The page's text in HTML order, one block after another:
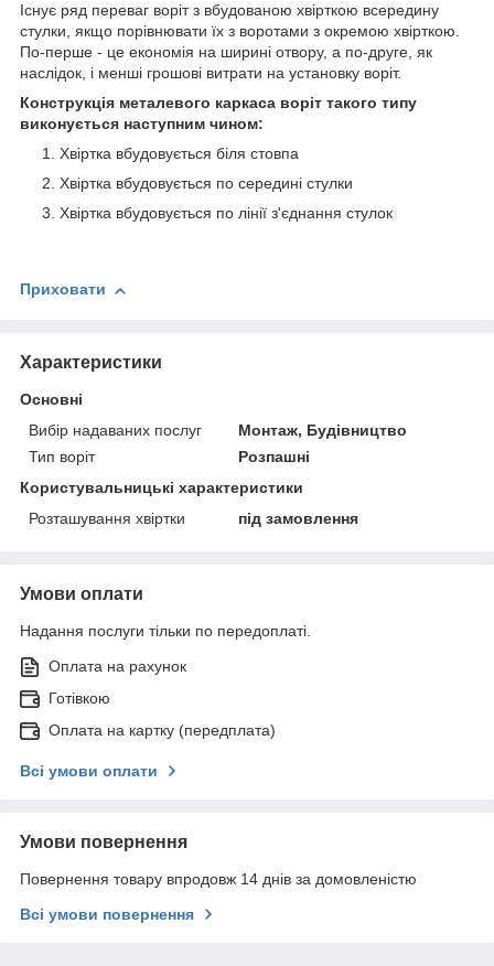
Існує ряд переваг воріт з вбудованою хвірткою всередину
стулки, якщо порівнювати їх з воротами з окремою хвірткою.
По-перше - це економія на ширині отвору, а по-друге, як
наслідок, і менші грошові витрати на установку воріт.
Конструкція металевого каркаса воріт такого типу
виконується наступним чином:
Хвіртка вбудовується біля стовпа
Хвіртка вбудовується по середині стулки
Хвіртка вбудовується по лінії з'єднання стулок
Приховати
Характеристики
Основні
Вибір надаваних послуг
Монтаж, Будівництво
Тип воріт
Розпашні
Користувальницькі характеристики
Розташування хвіртки
під замовлення
Умови оплати
Надання послуги тільки по передоплаті.
Оплата на рахунок
Готівкою
Оплата на картку (передплата)
Всі умови оплати
Умови повернення
Повернення товару впродовж 14 днів за домовленістю
Всі умови повернення